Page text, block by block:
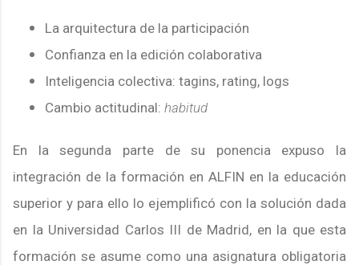
La arquitectura de la participación
Confianza en la edición colaborativa
Inteligencia colectiva: tagins, rating, logs
Cambio actitudinal: habitud
En la segunda parte de su ponencia expuso la
integración de la formación en ALFIN en la educación
superior y para ello lo ejemplificó con la solución dada
en la Universidad Carlos III de Madrid, en la que esta
formación se asume como una asignatura obligatoria